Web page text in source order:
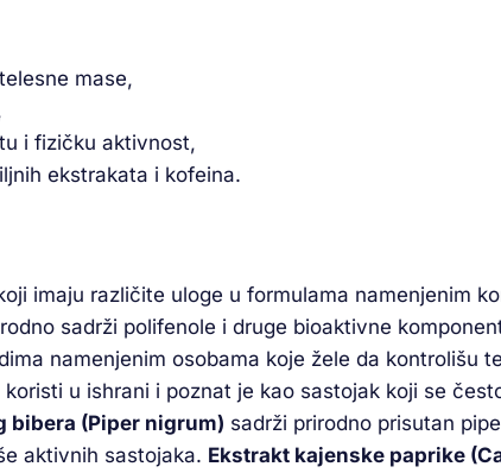
mase,
i fizičku aktivnost,
ekstrakata i kofeina.
imaju različite uloge u formulama namenjenim
sadrži polifenole i druge bioaktivne
namenjenim osobama koje žele da kontrolišu
u ishrani i poznat je kao sastojak koji se
bibera (Piper nigrum) sadrži prirodno prisutan
aktivnih sastojaka. Ekstrakt kajenske paprike